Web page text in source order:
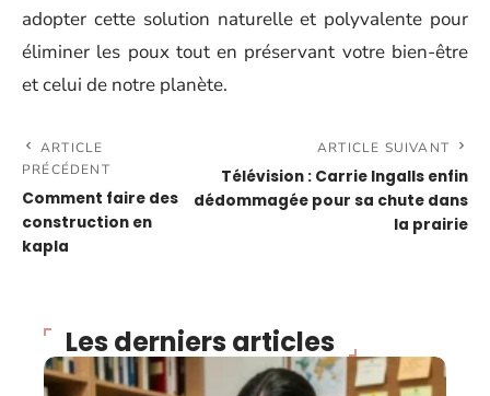
adopter cette solution naturelle et polyvalente pour
éliminer les poux tout en préservant votre bien-être
et celui de notre planète.
ARTICLE
PRÉCÉDENT
Comment faire des
construction en
kapla
ARTICLE SUIVANT
Télévision : Carrie Ingalls enfin
dédommagée pour sa chute dans
la prairie
Les derniers articles